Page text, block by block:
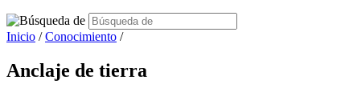
Inicio /Conocimiento /
Anclaje de tierra